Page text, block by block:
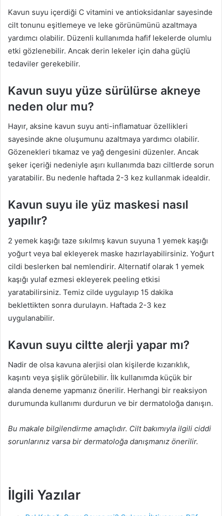
Kavun suyu içerdiği C vitamini ve antioksidanlar sayesinde
cilt tonunu eşitlemeye ve leke görünümünü azaltmaya
yardımcı olabilir. Düzenli kullanımda hafif lekelerde olumlu
etki gözlenebilir. Ancak derin lekeler için daha güçlü
tedaviler gerekebilir.
Kavun suyu yüze sürülürse akneye
neden olur mu?
Hayır, aksine kavun suyu anti-inflamatuar özellikleri
sayesinde akne oluşumunu azaltmaya yardımcı olabilir.
Gözenekleri tıkamaz ve yağ dengesini düzenler. Ancak
şeker içeriği nedeniyle aşırı kullanımda bazı ciltlerde sorun
yaratabilir. Bu nedenle haftada 2-3 kez kullanmak idealdir.
Kavun suyu ile yüz maskesi nasıl
yapılır?
2 yemek kaşığı taze sıkılmış kavun suyuna 1 yemek kaşığı
yoğurt veya bal ekleyerek maske hazırlayabilirsiniz. Yoğurt
cildi beslerken bal nemlendirir. Alternatif olarak 1 yemek
kaşığı yulaf ezmesi ekleyerek peeling etkisi
yaratabilirsiniz. Temiz cilde uygulayıp 15 dakika
beklettikten sonra durulayın. Haftada 2-3 kez
uygulanabilir.
Kavun suyu ciltte alerji yapar mı?
Nadir de olsa kavuna alerjisi olan kişilerde kızarıklık,
kaşıntı veya şişlik görülebilir. İlk kullanımda küçük bir
alanda deneme yapmanız önerilir. Herhangi bir reaksiyon
durumunda kullanımı durdurun ve bir dermatoloğa danışın.
Bu makale bilgilendirme amaçlıdır. Cilt bakımıyla ilgili ciddi
sorunlarınız varsa bir dermatoloğa danışmanız önerilir.
İlgili Yazılar